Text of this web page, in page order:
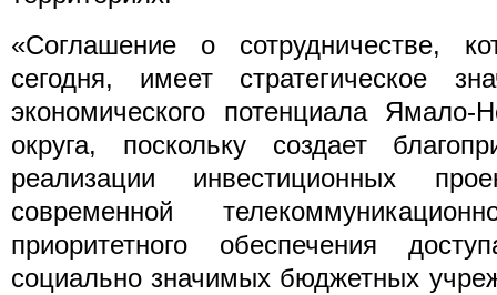
«Соглашение о сотрудничестве,
сегодня, имеет стратегическое
экономического потенциала Ямало-
округа, поскольку создает
реализации инвестиционных
современной
приоритетного обеспечения
социально значимых бюджетных